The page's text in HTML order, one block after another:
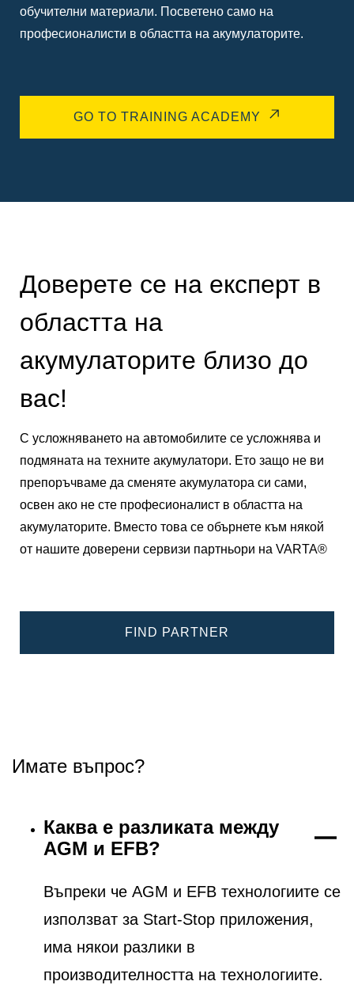
обучителни материали. Посветено само на
професионалисти в областта на акумулаторите.
GO TO TRAINING ACADEMY
Доверете се на експерт в
областта на
акумулаторите близо до
вас!
С усложняването на автомобилите се усложнява и
подмяната на техните акумулатори. Ето защо не ви
препоръчваме да сменяте акумулатора си сами,
освен ако не сте професионалист в областта на
акумулаторите. Вместо това се обърнете към някой
от нашите доверени сервизи партньори на VARTA®
FIND PARTNER
Имате въпрос?
Каква е разликата между
AGM и EFB?
Въпреки че AGM и EFB технологиите се
използват за Start-Stop приложения,
има някои разлики в
производителността на технологиите.